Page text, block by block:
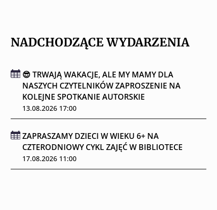
NADCHODZĄCE WYDARZENIA
😎 TRWAJĄ WAKACJE, ALE MY MAMY DLA
NASZYCH CZYTELNIKÓW ZAPROSZENIE NA
KOLEJNE SPOTKANIE AUTORSKIE
13.08.2026 17:00
ZAPRASZAMY DZIECI W WIEKU 6+ NA
CZTERODNIOWY CYKL ZAJĘĆ W BIBLIOTECE
17.08.2026 11:00